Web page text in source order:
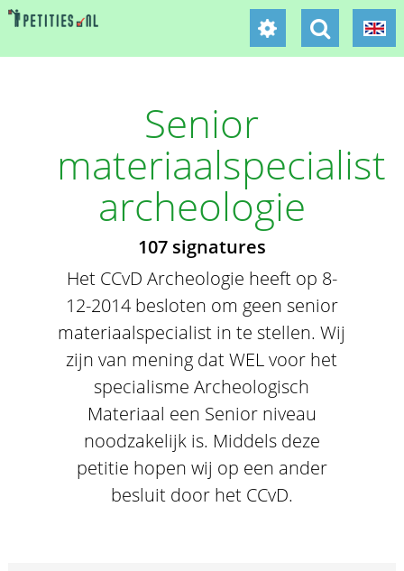
Senior
materiaalspecialist
archeologie
107 signatures
Het CCvD Archeologie heeft op 8-
12-2014 besloten om geen senior
materiaalspecialist in te stellen. Wij
zijn van mening dat WEL voor het
specialisme Archeologisch
Materiaal een Senior niveau
noodzakelijk is. Middels deze
petitie hopen wij op een ander
besluit door het CCvD.